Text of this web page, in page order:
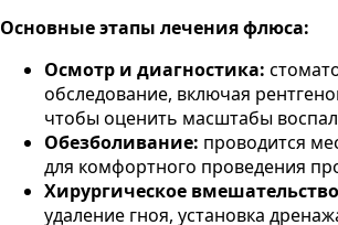
Основные этапы лечения флюса:
Осмотр и диагностика:
обследование, включая
чтобы оценить масштабы
Обезболивание: проводится
для комфортного проведения
Хирургическое
удаление гноя, установка